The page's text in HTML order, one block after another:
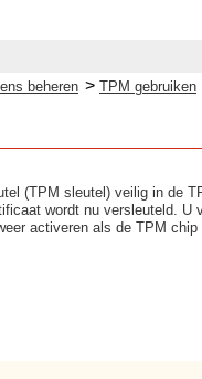
beheren > TPM gebruiken
(TPM sleutel) veilig in de
wordt nu versleuteld. U
activeren als de TPM chip